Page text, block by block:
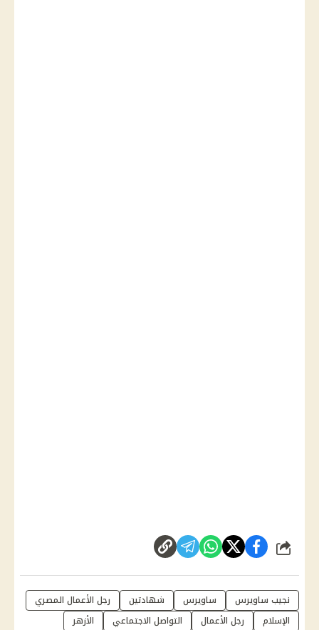
شارك
نجيب ساويرس ساويرس شهادتين
رجل الأعمال المصري
الإسلام
رجل الأعمال التواصل الاجتماعي
الأزهر